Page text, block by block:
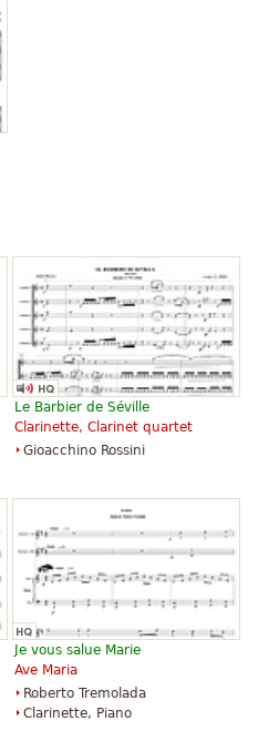
Le Barbier de Séville
Clarinette, Clarinet quartet
Gioacchino Rossini
Je vous salue Marie
Ave Maria
Roberto Tremolada
Clarinette, Piano